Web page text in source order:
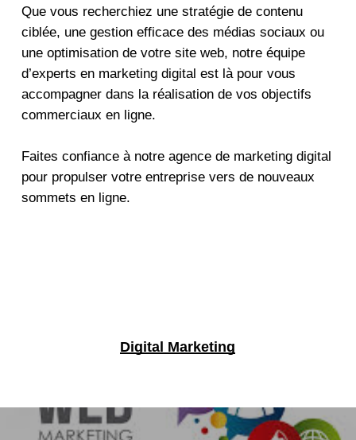
Que vous recherchiez une stratégie de contenu
ciblée, une gestion efficace des médias sociaux ou
une optimisation de votre site web, notre équipe
d’experts en marketing digital est là pour vous
accompagner dans la réalisation de vos objectifs
commerciaux en ligne.
Faites confiance à notre agence de marketing digital
pour propulser votre entreprise vers de nouveaux
sommets en ligne.
Digital Marketing